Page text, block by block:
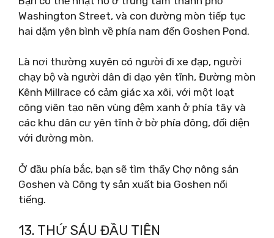
Washington Street, và con đường mòn tiếp tục
hai dặm yên bình về phía nam đến Goshen Pond.
Là nơi thường xuyên có người đi xe đạp, người
chạy bộ và người dân đi dạo yên tĩnh, Đường mòn
Kênh Millrace có cảm giác xa xôi, với một loạt
công viên tạo nên vùng đệm xanh ở phía tây và
các khu dân cư yên tĩnh ở bờ phía đông, đối diện
với đường mòn.
Ở đầu phía bắc, bạn sẽ tìm thấy Chợ nông sản
Goshen và Công ty sản xuất bia Goshen nổi
tiếng.
13. THỨ SÁU ĐẦU TIÊN